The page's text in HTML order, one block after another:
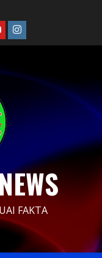
Instagram
FAKTA